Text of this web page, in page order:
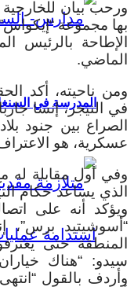
المدرسة في
ورحب بيان
بها مجموعة
الماضي.
ومن ناحيته، أكد
في النيجر، إنسا
الصراع بين جنود
عسكرية، هو
وفي أول مقابلة له
الذي يساعد حكام
ويؤكد أنه على
“أسوشيتيد
المنطقة حتى
سيدو: “هناك
وأردف بالقول